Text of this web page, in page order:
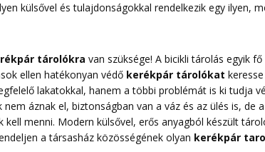
külsővel és tulajdonságokkal rendelkezik egy ilyen,
tárolókra van szüksége! A bicikli tárolás egyik
ellen hatékonyan védő kerékpár tárolókat
lakatokkal, hanem a többi problémát is ki tudja
áznak el, biztonságban van a váz és az ülés is, de
menni. Modern külsővel, erős anyagból készült
a társasház közösségének olyan kerékpár